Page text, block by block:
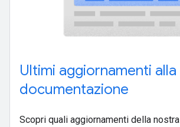
Ultimi aggiornamenti alla
documentazione
Scopri quali aggiornamenti della nostra